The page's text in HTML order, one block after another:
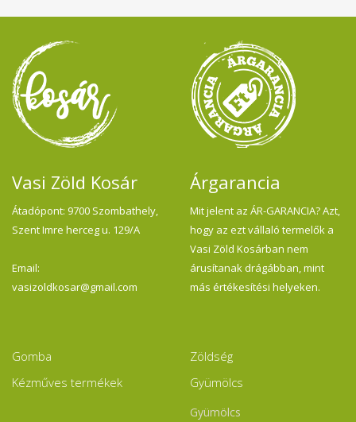
Vasi Zöld Kosár
Átadópont: 9700 Szombathely,
Szent Imre herceg u. 129/A
Email:
vasizoldkosar@gmail.com
Árgarancia
Mit jelent az ÁR-GARANCIA? Azt,
hogy az ezt vállaló termelők a
Vasi Zöld Kosárban nem
árusítanak drágábban, mint
más értékesítési helyeken.
Gomba
Kézműves termékek
Zöldség
Gyümölcs
Gyümölcs